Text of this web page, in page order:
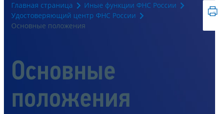
Главная страница
Иные функции ФНС России
Удостоверяющий центр ФНС России
Основные положения
Основные
положения